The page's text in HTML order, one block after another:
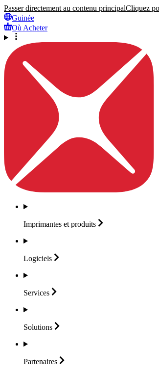
Passer directement au contenu principalCliquez
Guinée
Où Acheter
Imprimantes et produits
Logiciels
Services
Solutions
Partenaires